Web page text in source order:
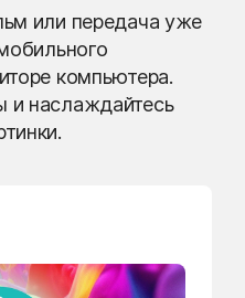
или передача уже
компьютера.
и наслаждайтесь